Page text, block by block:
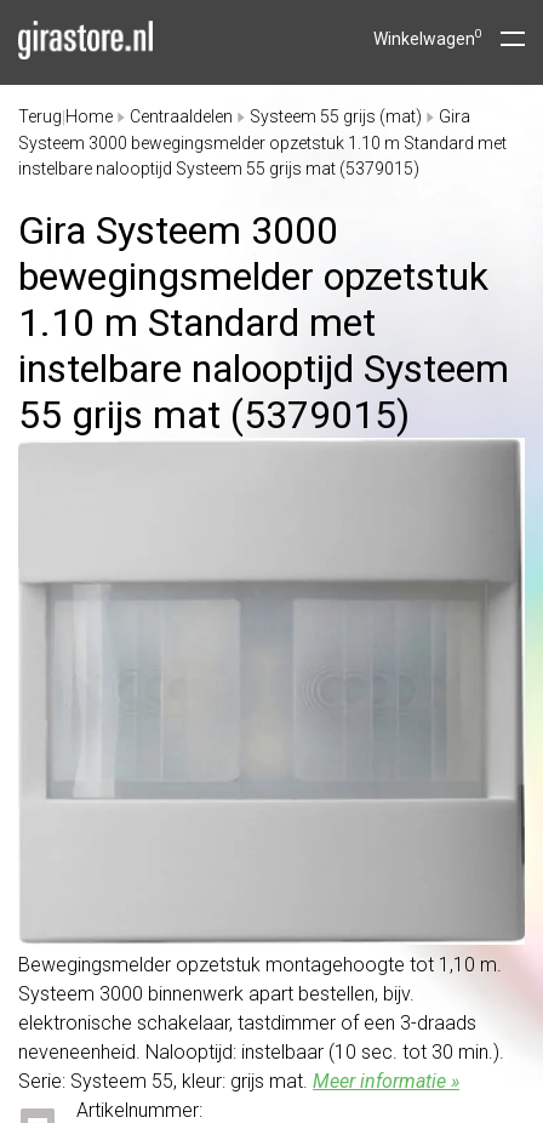
Winkelwagen0
Terug Home Centraaldelen Systeem 55 grijs (mat)
Gira
Systeem 3000 bewegingsmelder opzetstuk 1.10 m Standard met
instelbare nalooptijd Systeem 55 grijs mat (5379015)
Gira Systeem 3000
bewegingsmelder opzetstuk
1.10 m Standard met
instelbare nalooptijd Systeem
55 grijs mat (5379015)
Bewegingsmelder opzetstuk montagehoogte tot 1,10 m.
Systeem 3000 binnenwerk apart bestellen, bijv.
elektronische schakelaar, tastdimmer of een 3-draads
neveneenheid. Nalooptijd: instelbaar (10 sec. tot 30 min.).
Serie: Systeem 55, kleur: grijs mat. Meer informatie »
Artikelnummer: